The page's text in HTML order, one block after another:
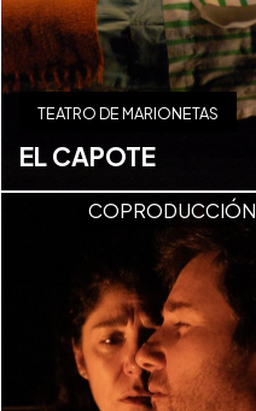
TEATRO DE MARIONETAS
EL CAPOTE
COPRODUCCIÓN